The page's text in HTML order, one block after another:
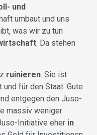
und
umbaut und uns
was wir zu tun
. Da stehen
ruinieren. Sie ist
für den Staat. Gute
entgegen den Juso-
massiv weniger
Initiative eher in